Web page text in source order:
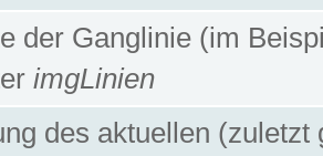
der Ganglinie (im
imgLinien
des aktuellen